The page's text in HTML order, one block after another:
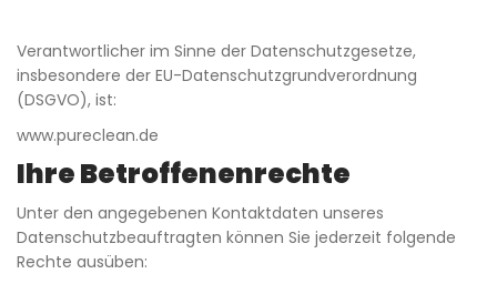
Verantwortlicher im Sinne der Datenschutzgesetze,
insbesondere der EU-Datenschutzgrundverordnung
(DSGVO), ist:
www.pureclean.de
Ihre Betroffenenrechte
Unter den angegebenen Kontaktdaten unseres
Datenschutzbeauftragten können Sie jederzeit folgende
Rechte ausüben: